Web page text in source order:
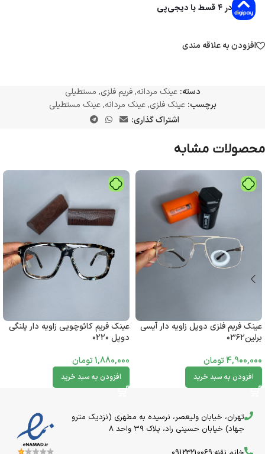
در ۴ قسط با دیجی‌پی
افزودن به علاقه مندی
دسته: عینک مردانه, فریم فلزی, مستطیلی
برچسب: عینک فلزی, عینک مردانه, عینک مستطیلی
اشتراک گذاری:
محصولات مشابه
عینک فریم فلزی دوپل زاویه دار آیسی
برلین۰۳۶۲
4,900,000تومان
افزودن به سبد خرید
عینک فریم کائوچویی زاویه دار پلنگی
دوپل ۰۲۲۰
1,880,000تومان
افزودن به سبد خرید
تهران، خیابان ولیعصر، نرسیده به مطهری (نزدیک مترو
جهاد) خیابان حسینی راد، پلاک ۳۹ واحد 8